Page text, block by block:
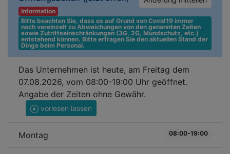
Information
Bitte beachten Sie, dass es auf Grund von Covid19 immer
noch vereinzelt zu Abweichungen von den genannten Zeiten
sowie Zutrittseinschränkungen (3G, 2G, Mundschutz, etc.)
entstehend können. Bitte erfragen Sie den aktuellen Stand der
Dinge beim Personal.
Das Unternehmen ist heute, am Freitag dem
07.08.2026, vom 08:00-19:00 Uhr geöffnet.
Angabe der Zeiten ohne Gewähr.
vorlesen lassen
Montag 08:00-19:00